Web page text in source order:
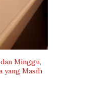
Minggu,
yang Masih